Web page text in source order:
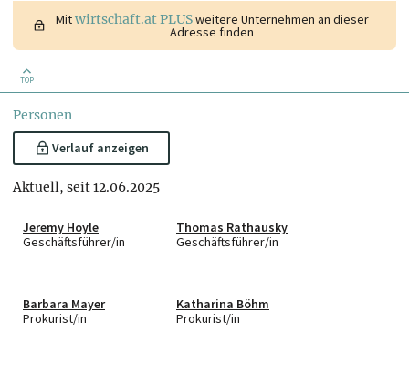
Mitwirtschaft.at PLUSweitere Unternehmen an dieser
Adresse finden
TOP
Personen
Verlauf anzeigen
Aktuell, seit 12.06.2025
Jeremy Hoyle
Geschäftsführer/in
Thomas Rathausky
Geschäftsführer/in
Barbara Mayer
Prokurist/in
Katharina Böhm
Prokurist/in